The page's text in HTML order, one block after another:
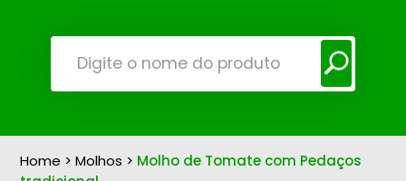
Home >Molhos > Molho de Tomate com Pedaços